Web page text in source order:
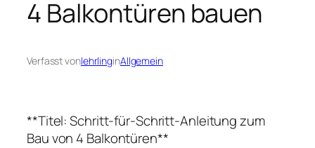
4 Balkontüren bauen
Verfasst vonlehrlinginAllgemein
**Titel: Schritt-für-Schritt-Anleitung zum
Bau von 4 Balkontüren**